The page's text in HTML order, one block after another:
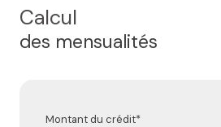
Calcul
des mensualités
Montant du crédit*